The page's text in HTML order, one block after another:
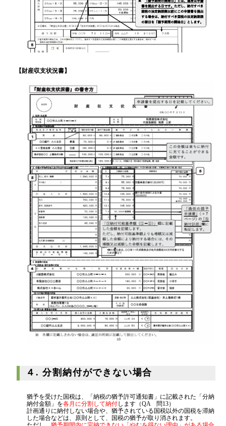
４. 分割納付ができない場合
猶予を受けた国税は、「納税の猶予許可通知書」に記載された「分納
納付金額」を各月に分割して納付します（QA 問13）
計画通りに納付しない場合や、猶予されている国税以外の国税を滞納